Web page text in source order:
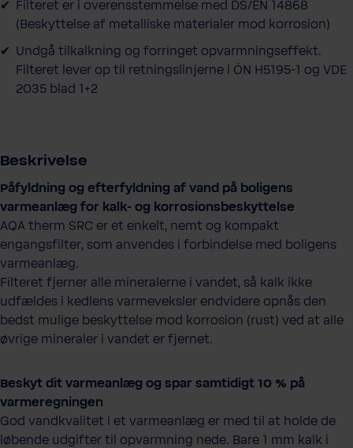
Filteret er i overensstemmelse med DS/EN 14868
(Beskyttelse af metalliske materialer mod korrosion)
Undgå tilkalkning og forringet opvarmningseffekt.
Filteret lever op til retningslinjerne i ÖN H5195-1 og VDE
2035 blad 1+2
Beskrivelse
Påfyldning og efterfyldning af vand på boligens
varmeanlæg for kalk- og korrosionsbeskyttelse
AQA therm SRC er et enkelt, nemt og kompakt
engangsfilter, som anvendes i forbindelse med boligens
varmeanlæg.
Filteret fjerner alle mineralerne i vandet, så kalk ikke
udfældes i kedlens varmeveksler endvidere opnås den
bedst mulige beskyttelse mod korrosion (rust) ved at alle
øvrige mineraler i vandet er fjernet.
Beskyt dit varmeanlæg og spar samtidigt 10 % på
varmeregningen
God vandkvalitet i et varmeanlæg er med til at holde de
løbende udgifter til opvarmning nede. Bare 1 mm kalk i